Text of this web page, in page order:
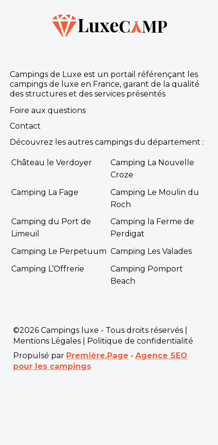
Campings de Luxe est un portail référençant les
campings de luxe en France, garant de la qualité
des structures et des services présentés
Foire aux questions
Contact
Découvrez les autres campings du département :
Château le Verdoyer
Camping La Nouvelle
Croze
Camping La Fage
Camping Le Moulin du
Roch
Camping du Port de
Limeuil
Camping la Ferme de
Perdigat
Camping Le Perpetuum Camping Les Valades
Camping L’Offrerie
Camping Pomport
Beach
©2026 Campings luxe - Tous droits réservés |
Mentions Légales
Politique de confidentialité
Propulsé par Première.Page -Agence SEO
pour les campings